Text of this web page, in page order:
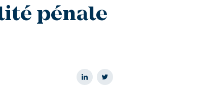
pénale